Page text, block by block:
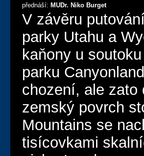
přednáší: MUDr. Niko Burget
V závěru
parky Utahu a
kaňony u
parku
chození, ale zato
zemský povrch
Mountains se
tisícovkami